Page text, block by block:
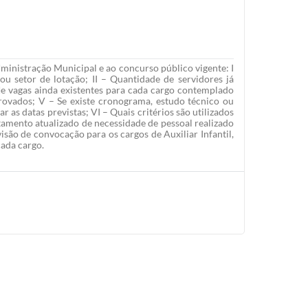
Municipal e ao concurso público vigente: I
setor de lotação; II – Quantidade de servidores já
ainda existentes para cada cargo contemplado
V – Se existe cronograma, estudo técnico ou
as datas previstas; VI – Quais critérios são utilizados
atualizado de necessidade de pessoal realizado
de convocação para os cargos de Auxiliar Infantil,
cargo.